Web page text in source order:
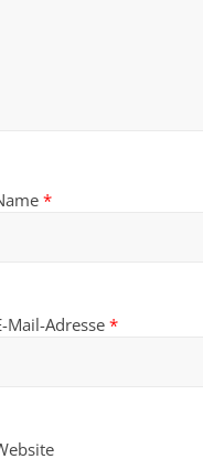
*
Mail-Adresse *